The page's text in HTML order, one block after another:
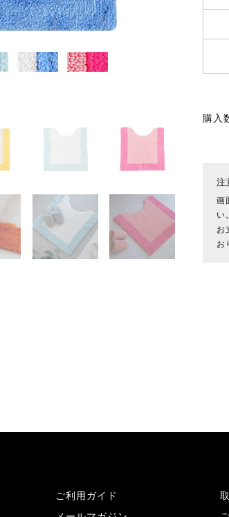
購入
注
画
い。
お
お
ご利用ガイド